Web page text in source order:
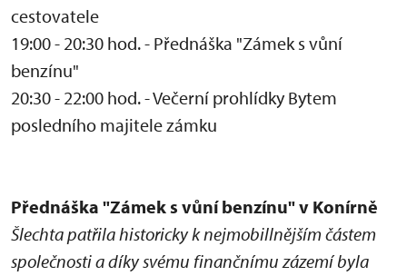
cestovatele
19:00 - 20:30 hod. - Přednáška "Zámek s vůní
benzínu"
20:30 - 22:00 hod. - Večerní prohlídky Bytem
posledního majitele zámku
Přednáška "Zámek s vůní benzínu" v Konírně
Šlechta patřila historicky k nejmobillnějším částem
společnosti a díky svému finančnímu zázemí byla